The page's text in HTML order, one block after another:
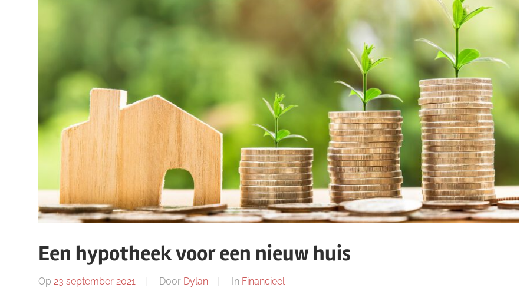
Een hypotheek voor een nieuw huis
Op 23 september 2021 Door Dylan In Financieel